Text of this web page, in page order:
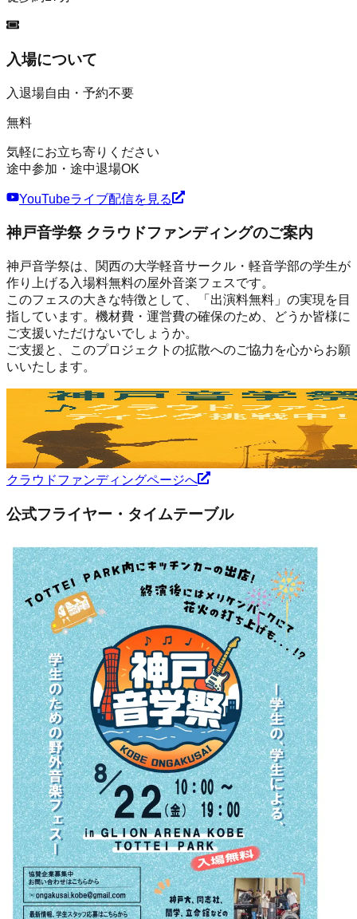
入場について
入退場自由・予約不要
無料
気軽にお立ち寄りください
途中参加・途中退場OK
YouTubeライブ配信を見る
神戸音学祭 クラウドファンディングのご案内
神戸音学祭は、関西の大学軽音サークル・軽音学部の学生が
作り上げる入場料無料の屋外音楽フェスです。
このフェスの大きな特徴として、「出演料無料」の実現を目
指しています。機材費・運営費の確保のため、どうか皆様に
ご支援いただけないでしょうか。
ご支援と、このプロジェクトの拡散へのご協力を心からお願
いいたします。
クラウドファンディングページへ
公式フライヤー・タイムテーブル